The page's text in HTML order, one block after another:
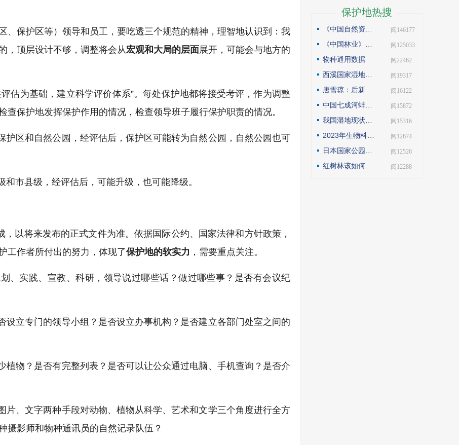
、保护区等）领导和员工，要吃透三个规范的精神，理智地认识到：我
，顶层设计不够，调整将会从宏观和大局的层面展开，可能会与地方的
估为基础，建立科学评价体系”。每处保护地都将接受考评，作为调整
保护地发挥保护作用的情况，检查领导班子履行保护职责的情况。
护区和自然公园，经评估后，保护区可能转为自然公园，自然公园也可
市县级，经评估后，可能升级，也可能降级。
，以将来发布的正式文件为准。依据国际公约、国家法律和方针政策，
工作者所付出的努力，体现了保护地的软实力 ，需要重点关注。
、实践、宣教、科研，领导说过哪些话？做过哪些事？是否有会议纪
设立专门的领导小组？是否设立办事机构？是否建立各部门处室之间的
植物？是否有完整列表？是否可以让公众通过电脑、手机查询？是否介
片、文字两种手段对动物、植物从科学、艺术和文学三个角度进行全方
摄影师和物种通讯员的自然记录队伍？
保护地热搜
| 阅146177
| 阅125033
物种通用数据 | 阅22462
| 阅19317
| 阅16122
| 阅15872
| 阅15316
| 阅12674
| 阅12526
| 阅12288